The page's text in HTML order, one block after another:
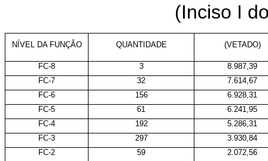
(Inciso I
NÍVEL DA FUNÇÃO QUANTIDADE (VETADO)
FC-8 3
8.987,39
FC-7
32
7.614,67
FC-6
156
6.928,31
FC-5
61
6.241,95
FC-4
192
5.286,31
FC-3
297
3.930,84
FC-2
59
2.072,56